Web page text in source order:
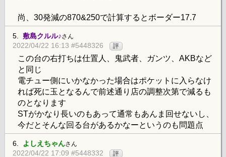
尚、30発減の870&250で計算するとボーダー17.7
5. 敷島クルル♪さん
2022/04/22 16:13 #5448326 評
この台の右打ちは仕置人、鬼武者、ガンツ、AKBなど
と同じ
電チュー側にいかなかった場合はポケットに入らなけ
れば死に玉となるんで前述通り店の調整次第で減るも
のとなります
STがかなり長いのもあって通常もあんま回せないし、
今だとそんな回る台があるかなーというのも問題点
6. よしえちゃんさん
2022/04/22 17:09 #5448332 評